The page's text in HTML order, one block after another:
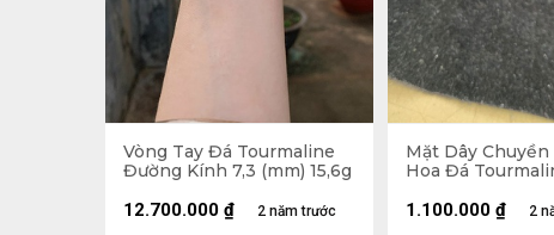
Vòng Tay Đá Tourmaline
Đường Kính 7,3 (mm) 15,6g
2 năm trước
12.700.000 ₫
Mặt Dây Chuyền
Hoa Đá
2
1.100.000 ₫